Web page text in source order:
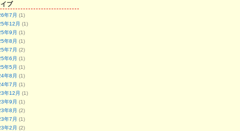
ブ
年7月 (1)
年12月 (1)
年9月 (1)
年8月 (1)
年7月 (2)
年6月 (1)
年5月 (1)
年8月 (1)
年7月 (1)
年12月 (1)
年9月 (1)
年8月 (2)
年7月 (1)
年2月 (2)